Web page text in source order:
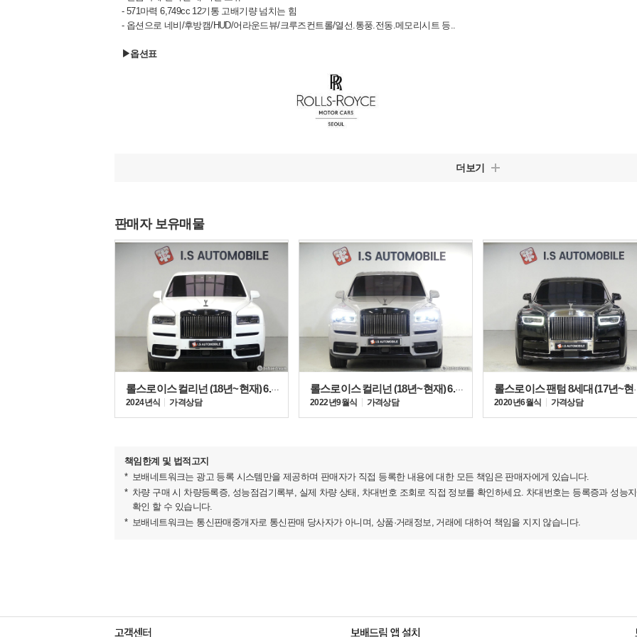
- 571마력 6,749cc 12기통 고배기량 넘치는 힘
- 옵션으로 네비/후방캠/HUD/어라운드뷰/크루즈컨트롤/열선.통풍.전동.메모리시트 등..
▶옵션표
- 리스기간 2028-09-05일까지 (총 60회, 잔여회차 35회)
- 보증금/잔존 동일 206,451,000
더보기
판매자 보유매물
롤스로이스 컬리넌 (18년~현재) 6.7 V12
2024년식
가격상담
롤스로이스 컬리넌 (18년~현재) 6.7 V12
2022년 9월식
가격상담
롤스로이
2020년 6월식
가격상담
책임한계 및 법적고지
보배네트워크는 광고 등록 시스템만을 제공하며 판매자가 직접 등록한 내용에 대한 모든 책임은 판매자에게 있습니다.
차량 구매 시 차량등록증, 성능점검기록부, 실제 차량 상태, 차대번호 조회로 직접 정보를 확인하세요. 차대번호는 등록증과 성능
확인 할 수 있습니다.
보배네트워크는 통신판매중개자로 통신판매 당사자가 아니며, 상품·거래정보, 거래에 대하여 책임을 지지 않습니다.